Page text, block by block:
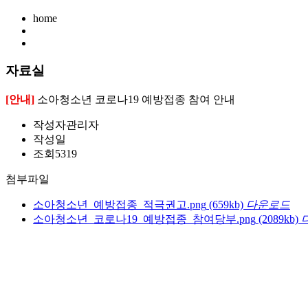
home
자료실
[안내] 소아청소년 코로나19 예방접종 참여 안내
작성자관리자
작성일
조회 5319
첨부파일
소아청소년_예방접종_적극권고.png (659kb) 다운로드
소아청소년_코로나19_예방접종_참여당부.png (2089kb)